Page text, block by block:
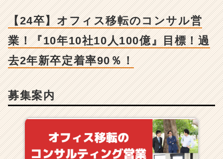
転
コ
ン
サ
『1
0
1
0
【24卒】オフィス移転のコンサル営
業！『10年10社10人100億』目標！過
去2年新卒定着率90％！
募集案内